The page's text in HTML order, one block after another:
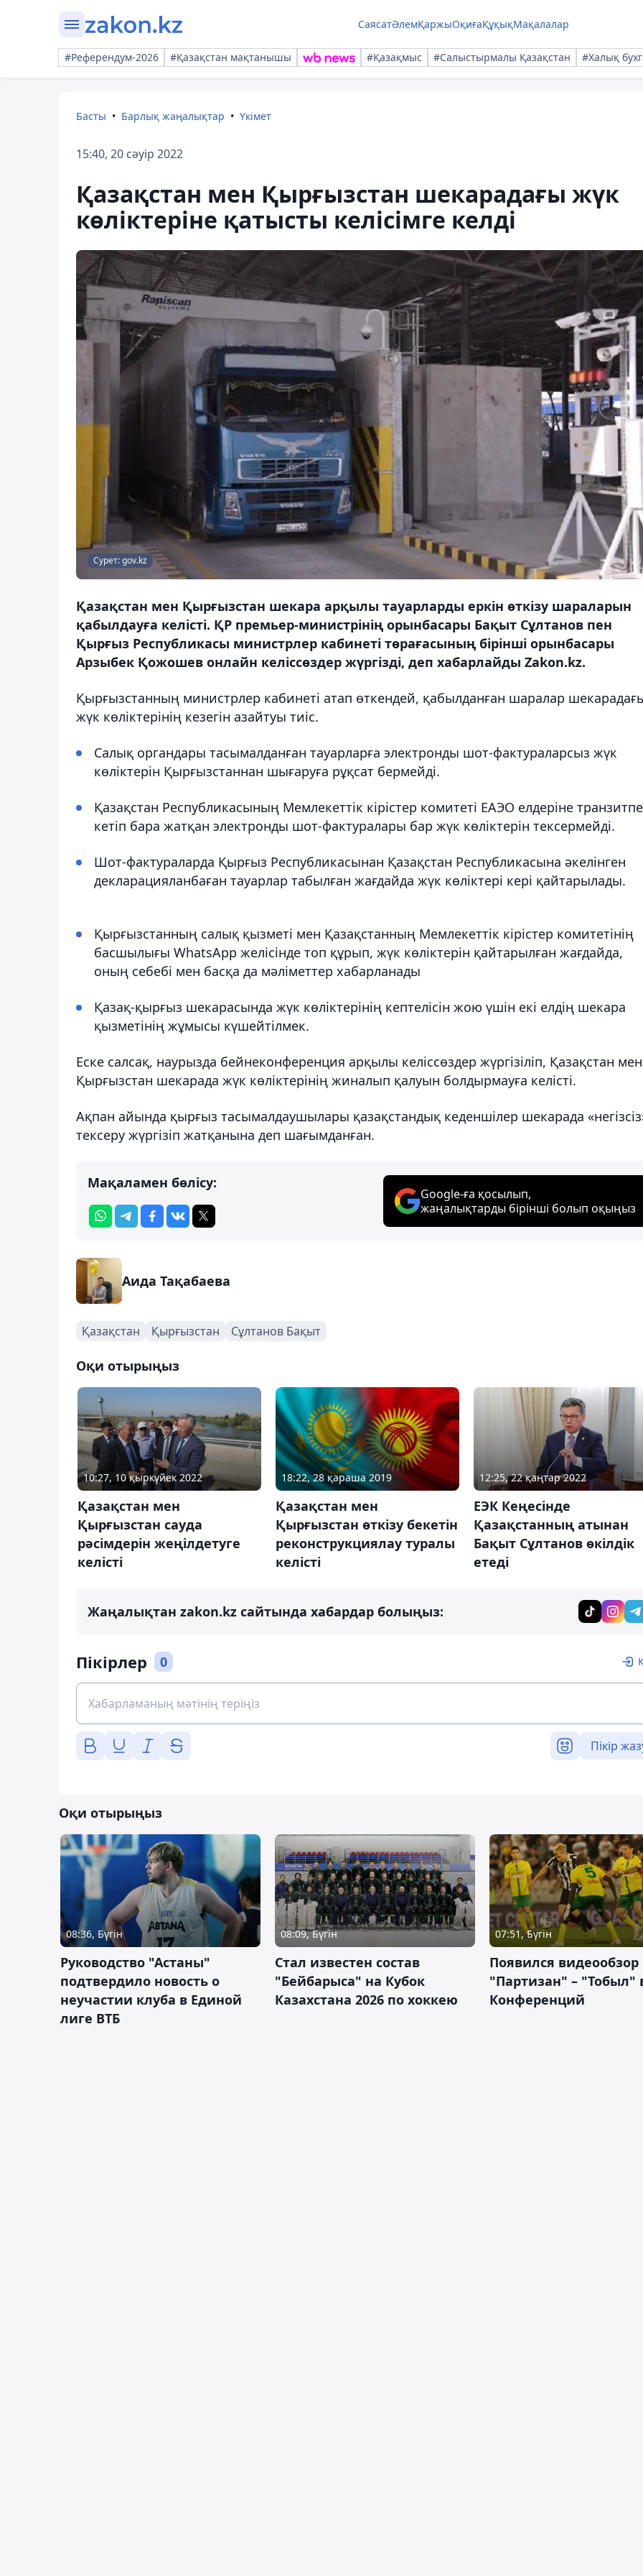
СаясатӘлемҚаржыОқиғаҚұқықМақалалар
#Референдум-2026 #Қазақстан мақтанышы #Қазақмыс #Салыстырмалы Қазақстан #Халық
Басты Барлық жаңалықтар Үкімет
15:40, 20 сәуір 2022
Қазақстан мен Қырғызстан шекарадағы жүк
көліктеріне қатысты келісімге келді
Сурет: gov.kz
Қазақстан мен Қырғызстан шекара арқылы тауарларды еркін өткізу шараларын
қабылдауға келісті. ҚР премьер-министрінің орынбасары Бақыт Сұлтанов пен
Қырғыз Республикасы министрлер кабинеті төрағасының бірінші орынбасары
Арзыбек Қожошев онлайн келіссөздер жүргізді, деп хабарлайды Zakon.kz.
Қырғызстанның министрлер кабинеті атап өткендей, қабылданған шаралар
жүк көліктерінің кезегін азайтуы тиіс.
Салық органдары тасымалданған тауарларға электронды шот-фактураларсыз жүк
көліктерін Қырғызстаннан шығаруға рұқсат бермейді.
Қазақстан Республикасының Мемлекеттік кірістер комитеті ЕАЭО елдеріне
кетіп бара жатқан электронды шот-фактуралары бар жүк көліктерін тексермейді.
Шот-фактураларда Қырғыз Республикасынан Қазақстан Республикасына әкелінген
декларацияланбаған тауарлар табылған жағдайда жүк көліктері кері қайтарылады.
Қырғызстанның салық қызметі мен Қазақстанның Мемлекеттік кірістер комитетінің
басшылығы WhatsApp желісінде топ құрып, жүк көліктерін қайтарылған жағдайда,
оның себебі мен басқа да мәліметтер хабарланады
Қазақ-қырғыз шекарасында жүк көліктерінің кептелісін жою үшін екі елдің шекара
қызметінің жұмысы күшейтілмек.
Еске салсақ, наурызда бейнеконференция арқылы келіссөздер жүргізіліп, Қазақстан мен
Қырғызстан шекарада жүк көліктерінің жиналып қалуын болдырмауға келісті.
Ақпан айында қырғыз тасымалдаушылары қазақстандық кеденшілер шекарада
тексеру жүргізіп жатқанына деп шағымданған.
Мақаламен бөлісу:
Google-ға қосылып,
жаңалықтарды бірінші болып оқыңыз
Аида Тақабаева
Қазақстан Қырғызстан Сұлтанов Бақыт
Оқи отырыңыз
10:27, 10 қыркүйек 2022
Қазақстан мен
Қырғызстан сауда
рәсімдерін жеңілдетуге
келісті
18:22, 28 қараша 2019
Қазақстан мен
Қырғызстан өткізу бекетін
реконструкциялау туралы
келісті
12:25, 22 қаңтар 2022
ЕЭК Кеңесінде
Қазақстанның атынан
Бақыт Сұлтанов өкілдік
етеді
Жаңалықтан zakon.kz сайтында хабардар болыңыз:
Пікірлер 0
Пікір
Оқи отырыңыз
08:36, Бүгін
Руководство "Астаны"
подтвердило новость о
неучастии клуба в Единой
лиге ВТБ
08:09, Бүгін
Стал известен состав
"Бейбарыса" на Кубок
Казахстана 2026 по хоккею
07:51, Бүгін
Появился
"Партизан" – "Тобыл"
Конференций